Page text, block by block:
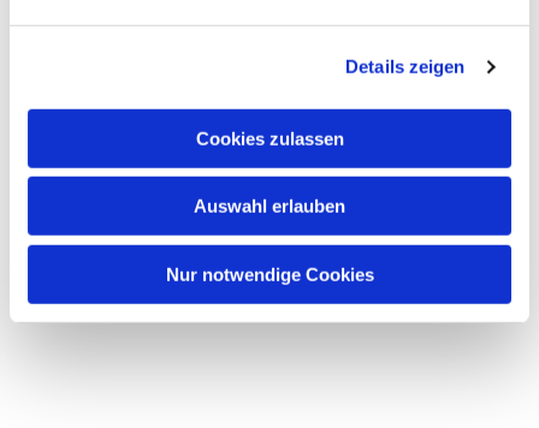
Details zeigen
Cookies zulassen
Auswahl erlauben
Nur notwendige Cookies